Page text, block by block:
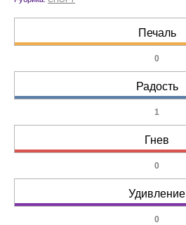
Печаль
0
Радость
1
Гнев
0
Удивление
0